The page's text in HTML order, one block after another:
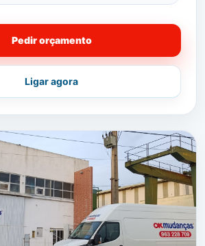
Pedir orçamento
Ligar agora